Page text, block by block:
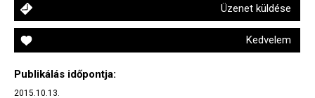
Üzenet küldése
Kedvelem
Publikálás időpontja:
2015.10.13.